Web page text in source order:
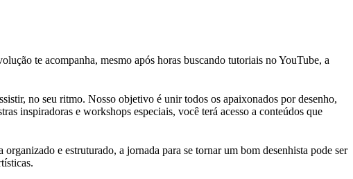
te acompanha, mesmo após horas buscando tutoriais no YouTube, a
no seu ritmo. Nosso objetivo é unir todos os apaixonados por desenho,
inspiradoras e workshops especiais, você terá acesso a conteúdos que
e estruturado, a jornada para se tornar um bom desenhista pode ser